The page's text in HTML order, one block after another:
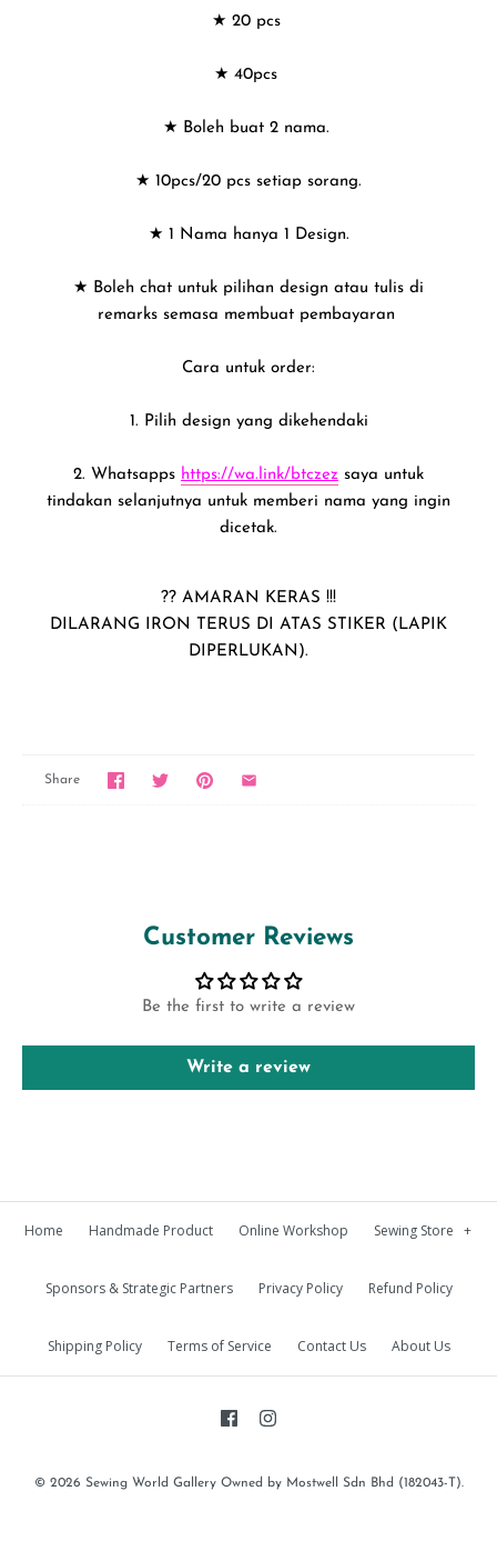
★ 20 pcs
★ 40pcs
★ Boleh buat 2 nama.
★ 10pcs/20 pcs setiap sorang.
★ 1 Nama hanya 1 Design.
★ Boleh chat untuk pilihan design atau tulis di
remarks semasa membuat pembayaran
Cara untuk order:
1. Pilih design yang dikehendaki
2. Whatsapps https://wa.link/btczez saya untuk
tindakan selanjutnya untuk memberi nama yang ingin
dicetak.
?? AMARAN KERAS !!!
DILARANG IRON TERUS DI ATAS STIKER (LAPIK
DIPERLUKAN).
Share
Customer Reviews
Be the first to write a review
Write a review
Home Handmade Product Online Workshop Sewing Store +
Sponsors & Strategic Partners Privacy Policy Refund Policy
Shipping Policy Terms of Service Contact Us About Us
© 2026 Sewing World Gallery Owned by Mostwell Sdn Bhd (182043-T).